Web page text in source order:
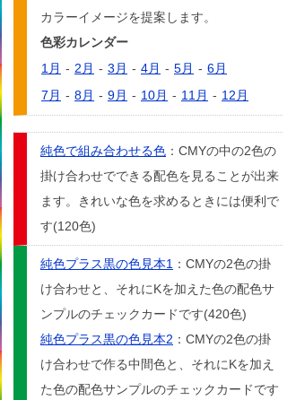
カラーイメージを提案します。
色彩カレンダー
1月 - 2月 - 3月 - 4月 - 5月 - 6月
7月 - 8月 - 9月 - 10月 - 11月 - 12月
純色で組み合わせる色 ：CMYの中の2色の
掛け合わせでできる配色を見ることが出来
ます。きれいな色を求めるときには便利で
す(120色)
純色プラス黒の色見本1 ：CMYの2色の掛
け合わせと、それにKを加えた色の配色サ
ンプルのチェックカードです(420色)
純色プラス黒の色見本2 ：CMYの2色の掛
け合わせで作る中間色と、それにKを加え
た色の配色サンプルのチェックカードです